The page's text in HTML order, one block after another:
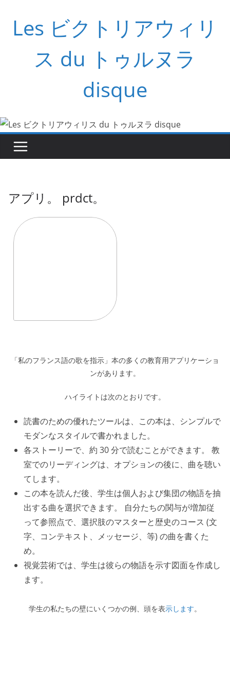
ッ
プ
Les ビクトリアウィリ
ス du トゥルヌラ
disque
アプリ。 prdct。
「私のフランス語の歌を指示」本の多くの教育用アプリケーショ
ンがあります。
ハイライトは次のとおりです。
読書のための優れたツールは、この本は、シンプルで
モダンなスタイルで書かれました。
各ストーリーで、約 30 分で読むことができます。 教
室でのリーディングは、オプションの後に、曲を聴い
てします。
この本を読んだ後、学生は個人および集団の物語を抽
出する曲を選択できます。 自分たちの関与が増加従
って参照点で、選択肢のマスターと歴史のコース (文
字、コンテキスト、メッセージ、等) の曲を書くた
め。
視覚芸術では、学生は彼らの物語を示す図面を作成し
ます。
学生の私たちの壁にいくつかの例、頭を表示します。